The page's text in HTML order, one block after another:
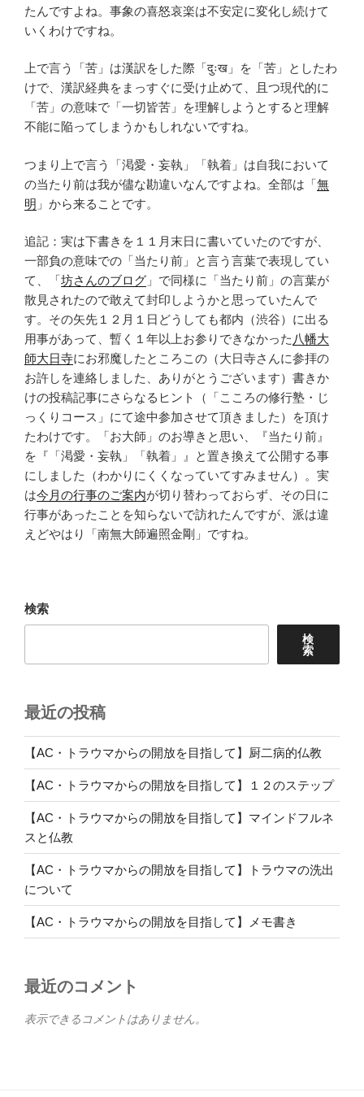
たんですよね。事象の喜怒哀楽は不安定に変化し続けて
いくわけですね。
上で言う「苦」は漢訳をした際「दुःख」を「苦」としたわ
けで、漢訳経典をまっすぐに受け止めて、且つ現代的に
「苦」の意味で「一切皆苦」を理解しようとすると理解
不能に陥ってしまうかもしれないですね。
つまり上で言う「渇愛・妄執」「執着」は自我において
の当たり前は我が儘な勘違いなんですよね。全部は「無
明 」から来ることです。
追記：実は下書きを１１月末日に書いていたのですが、
一部負の意味での「当たり前」と言う言葉で表現してい
て、「坊さんのブログ 」で同様に「当たり前」の言葉が
散見されたので敢えて封印しようかと思っていたんで
す。その矢先１２月１日どうしても都内（渋谷）に出る
用事があって、暫く１年以上お参りできなかった 八幡大
師大日寺にお邪魔したところこの（大日寺さんに参拝の
お許しを連絡しました、ありがとうございます）書きか
けの投稿記事にさらなるヒント（「こころの修行塾・じ
っくりコース」にて途中参加させて頂きました）を頂け
たわけです。「お大師」のお導きと思い、『当たり前』
を『「渇愛・妄執」「執着」』と置き換えて公開する事
にしました（わかりにくくなっていてすみません）。実
は今月の行事のご案内が切り替わっておらず、その日に
行事があったことを知らないで訪れたんですが、派は違
えどやはり「南無大師遍照金剛」ですね。
検索
検
索
最近の投稿
【AC・トラウマからの開放を目指して】厨二病的仏教
【AC・トラウマからの開放を目指して】１２のステップ
【AC・トラウマからの開放を目指して】マインドフルネ
スと仏教
【AC・トラウマからの開放を目指して】トラウマの洗出
について
【AC・トラウマからの開放を目指して】メモ書き
最近のコメント
表示できるコメントはありません。